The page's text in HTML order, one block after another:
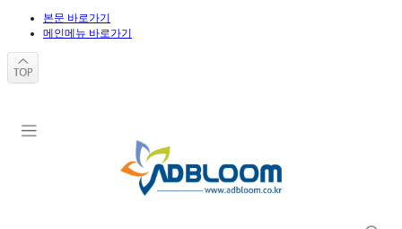
본문 바로가기
메인메뉴 바로가기